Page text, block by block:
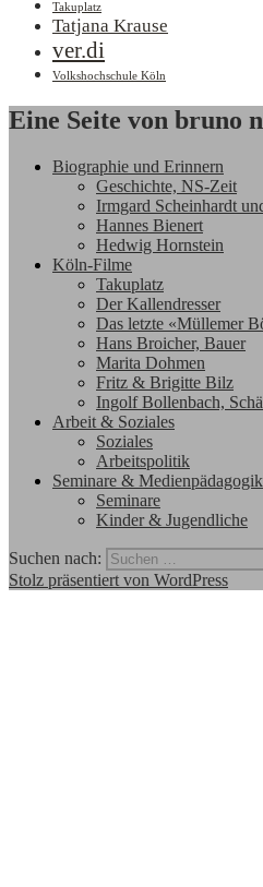
Takuplatz
Tatjana Krause
ver.di
Volkshochschule Köln
Eine Seite von bruno
Biographie und Erinnern
Geschichte, NS-Zeit
Irmgard Scheinhardt
Hannes Bienert
Hedwig Hornstein
Köln-Filme
Takuplatz
Der Kallendresser
Das letzte «Müllemer
Hans Broicher, Bauer
Marita Dohmen
Fritz & Brigitte Bilz
Ingolf Bollenbach,
Arbeit & Soziales
Soziales
Arbeitspolitik
Seminare & Medienpädagogik
Seminare
Kinder & Jugendliche
Suchen nach:
Stolz präsentiert von WordPress